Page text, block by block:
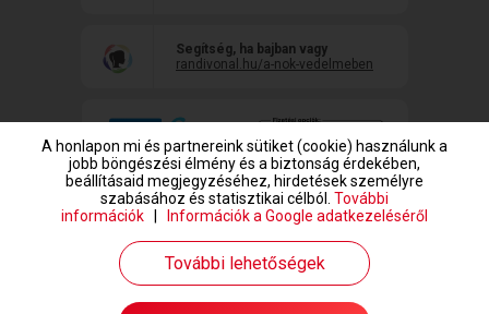
Segítség, ha bajban vagy
randivonal.hu/a-nok-vedelmeben
www.randivonal.hu © Copyright 1999-2026 Dating Central Europe Zrt.
A honlapon mi és partnereink sütiket (cookie) használunk a
jobb böngészési élmény és a biztonság érdekében,
beállításaid megjegyzéséhez, hirdetések személyre
szabásához és statisztikai célból. További
információk
Információk a Google adatkezeléséről
További lehetőségek